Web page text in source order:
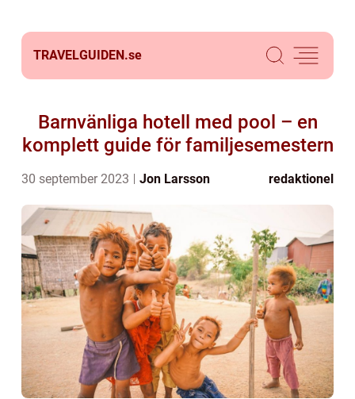
TRAVELGUIDEN.se
Barnvänliga hotell med pool – en
komplett guide för familjesemestern
30 september 2023 Jon Larsson redaktionel